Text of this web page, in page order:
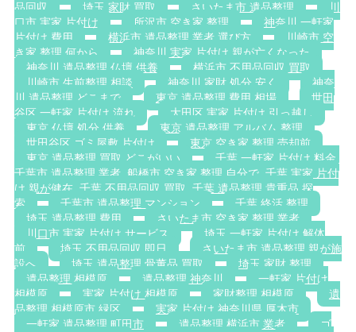
品回収
埼玉 家財 買取 さいたま市 遺品整理
川
口市 実家 片付け
所沢市 空き家 整理
神奈川 一軒家
片付け 費用
横浜市 遺品整理 業者 選び方
川崎市 空
き家 整理 何から
神奈川 実家 片付け 親が亡くなった
神奈川 遺品整理 仏壇 供養
横浜市 不用品回収 買取
川崎市 生前整理 相談
神奈川 家財 処分 安く
神奈
川 遺品整理 どこまで
東京 遺品整理 費用 相場
世田
谷区 一軒家 片付け 流れ
大田区 実家 片付け 引っ越し
東京 仏壇 処分 供養
東京 遺品整理 アルバム 整理
世田谷区 ゴミ屋敷 片付け
東京 空き家 整理 売却前
東京 遺品整理 買取 どこがいい
千葉 一軒家 片付け 料金.
千葉市 遺品整理 業者. 船橋市 空き家 整理 自分で. 千葉 実家 片付
け 親が健在. 千葉 不用品回収 買取. 千葉 遺品整理 貴重品 探
索
千葉市 遺品整理 マンション
千葉 終活 整理
埼玉 遺品整理 費用
さいたま市 空き家 整理 業者
川口市 実家 片付け サービス
埼玉 一軒家 片付け 解体
前
埼玉 不用品回収 即日
さいたま市 遺品整理 親が施
設へ
埼玉 遺品整理 骨董品 買取
埼玉 家財 整理
遺品整理 相模原
遺品整理 神奈川
一軒家 片付け
相模原
実家 片付け 相模原 家財整理 相模原
遺
品整理 相模原市 緑区
実家 片付け 神奈川県 厚木市
一軒家 遺品整理 町田市
遺品整理 横浜市 業者
ゴ